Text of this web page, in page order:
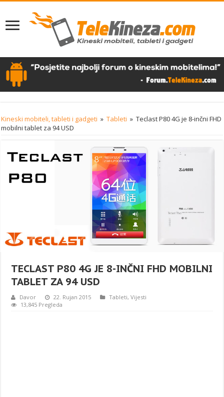
Kineski mobiteli, tableti i gadgeti » Tableti » Teclast P80 4G je 8-inčni FHD
mobilni tablet za 94 USD
TECLAST P80 4G JE 8-INČNI FHD MOBILNI
TABLET ZA 94 USD
Davor 22. Rujan 2015 Tableti,Vijesti
13,845 Pregleda